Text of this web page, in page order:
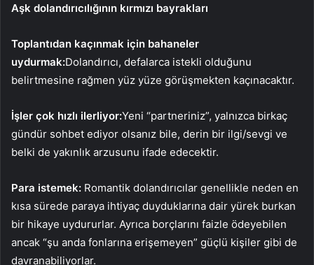
Aşk dolandırıcılığının kırmızı bayrakları
Toplantıdan kaçınmak için bahaneler
uydurmak:Dolandırıcı, defalarca istekli olduğunu
belirtmesine rağmen yüz yüze görüşmekten kaçınacaktır.
İşler çok hızlı ilerliyor:Yeni “partneriniz”, yalnızca birkaç
gündür sohbet ediyor olsanız bile, derin bir ilgi/sevgi ve
belki de yakınlık arzusunu ifade edecektir.
Para istemek: Romantik dolandırıcılar genellikle neden en
kısa sürede paraya ihtiyaç duyduklarına dair yürek burkan
bir hikaye uydururlar. Ayrıca borçlarını faizle ödeyebilen
ancak “şu anda fonlarına erişemeyen” güçlü kişiler gibi de
davranabiliyorlar.